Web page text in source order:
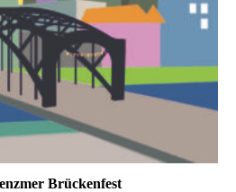
Brückenfest